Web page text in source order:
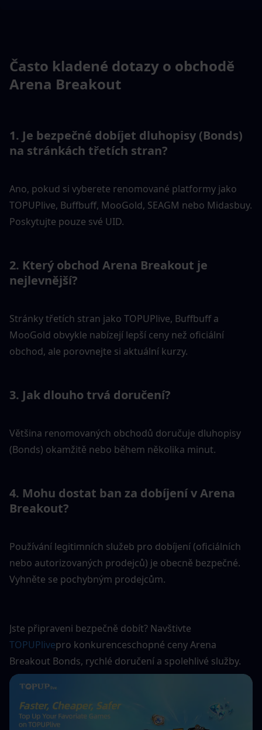
Často kladené dotazy o obchodě
Arena Breakout
1. Je bezpečné dobíjet dluhopisy (Bonds)
na stránkách třetích stran?
Ano, pokud si vyberete renomované platformy jako
TOPUPlive, Buffbuff, MooGold, SEAGM nebo Midasbuy.
Poskytujte pouze své UID.
2. Který obchod Arena Breakout je
nejlevnější?
Stránky třetích stran jako TOPUPlive, Buffbuff a
MooGold obvykle nabízejí lepší ceny než oficiální
obchod, ale porovnejte si aktuální kurzy.
3. Jak dlouho trvá doručení?
Většina renomovaných obchodů doručuje dluhopisy
(Bonds) okamžitě nebo během několika minut.
4. Mohu dostat ban za dobíjení v Arena
Breakout?
Používání legitimních služeb pro dobíjení (oficiálních
nebo autorizovaných prodejců) je obecně bezpečné.
Vyhněte se pochybným prodejcům.
TOPUPlivepro konkurenceschopné ceny Arena
Breakout Bonds, rychlé doručení a spolehlivé služby.